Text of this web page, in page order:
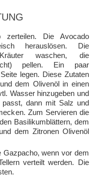
Die Avocado
herauslösen. Die
waschen, die
pellen. Ein paar
legen. Diese Zutaten
dem Olivenöl in einen
Wasser hinzugeben und
dann mit Salz und
Zum Servieren die
Basilikumblättern, dem
dem Zitronen Olivenöl
Gazpacho, wenn vor dem
verteilt werden. Die